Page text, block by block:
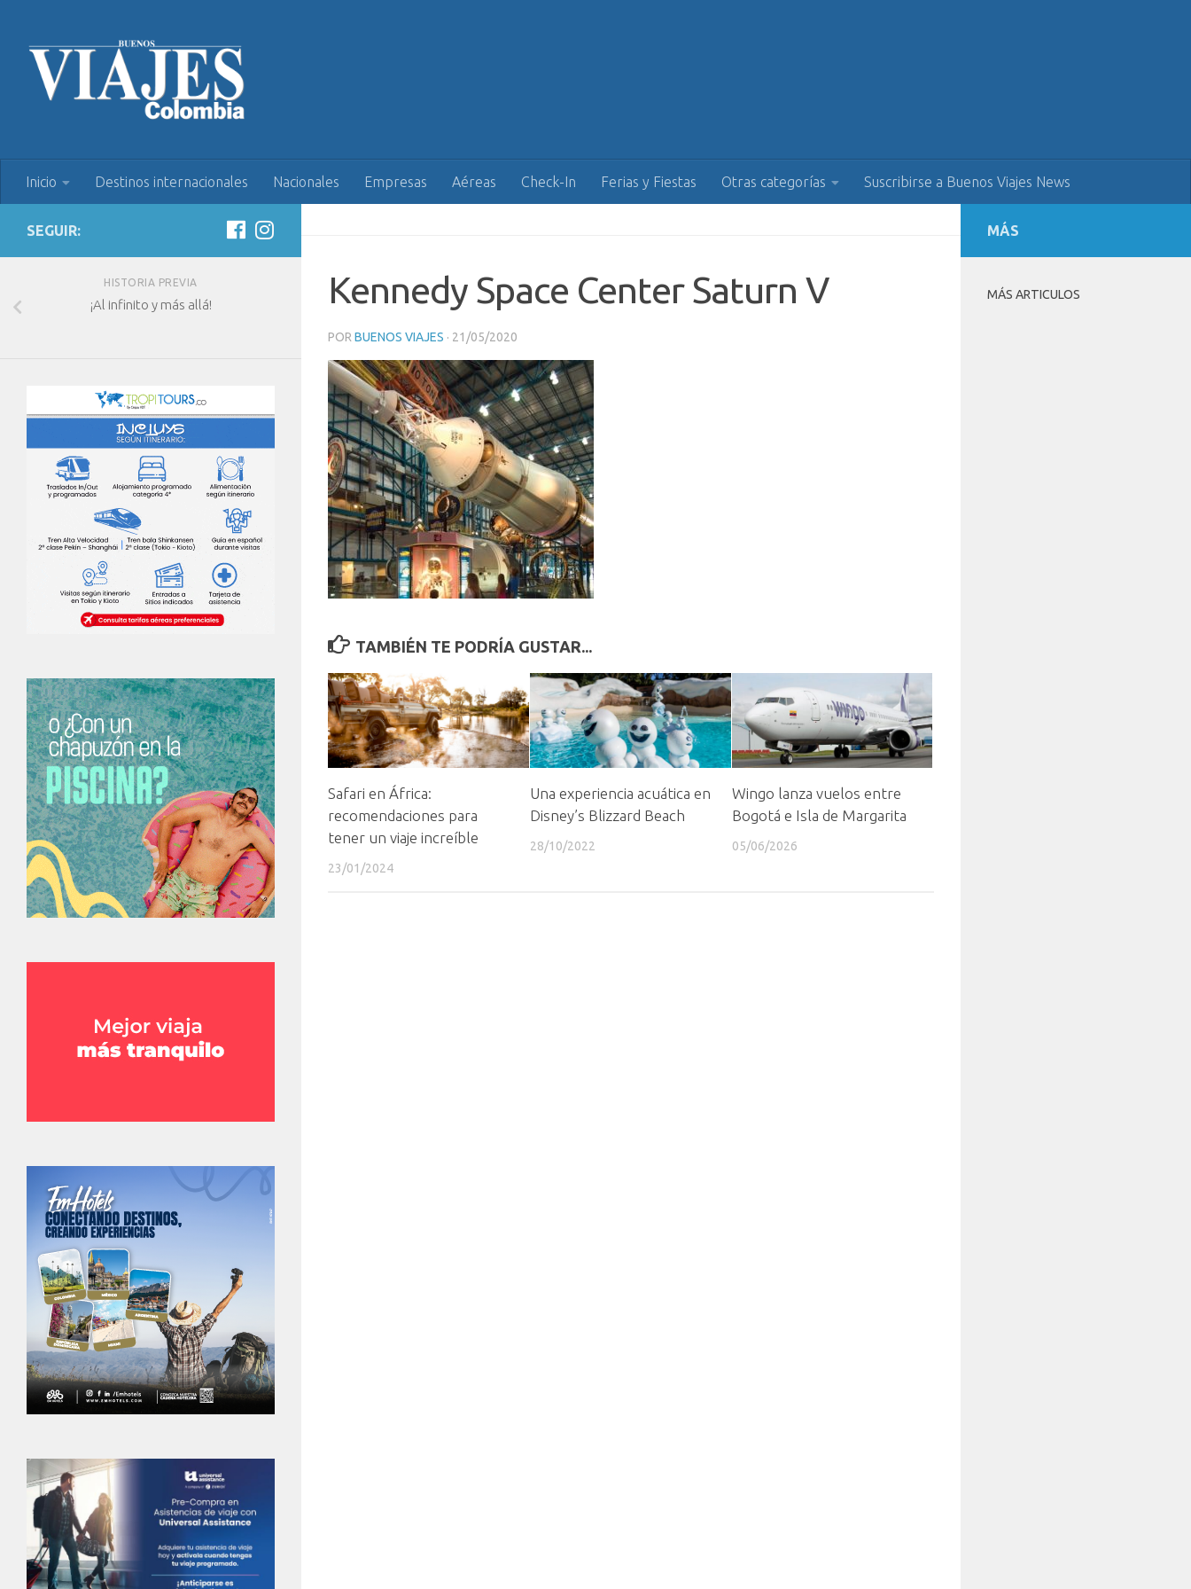
Inicio Destinos internacionales Nacionales Empresas Aéreas Check-In Ferias y Fiestas Otras categorías Suscribirse a Buenos Viajes News
Kennedy Space Center Saturn V
POR BUENOS VIAJES · 21/05/2020
TAMBIÉN TE PODRÍA GUSTAR...
Safari en África:
recomendaciones para
tener un viaje increíble
23/01/2024
Una experiencia acuática en
Disney’s Blizzard Beach
28/10/2022
Wingo lanza vuelos entre
Bogotá e Isla de Margarita
05/06/2026
SEGUIR:
HISTORIA PREVIA
¡Al infinito y más allá!
MÁS
MÁS ARTICULOS